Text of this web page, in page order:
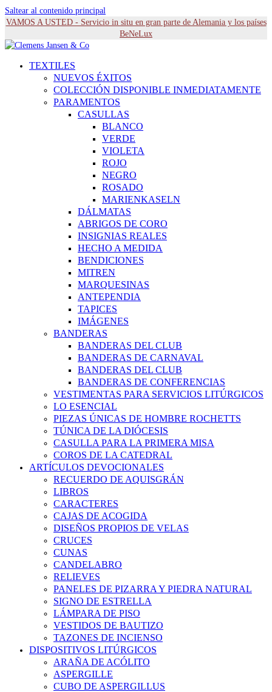
Saltear al contenido principal
VAMOS A USTED - Servicio in situ en gran parte de Alemania y los países
BeNeLux
TEXTILES
NUEVOS ÉXITOS
COLECCIÓN DISPONIBLE INMEDIATAMENTE
PARAMENTOS
CASULLAS
BLANCO
VERDE
VIOLETA
ROJO
NEGRO
ROSADO
MARIENKASELN
DÁLMATAS
ABRIGOS DE CORO
INSIGNIAS REALES
HECHO A MEDIDA
BENDICIONES
MITREN
MARQUESINAS
ANTEPENDIA
TAPICES
IMÁGENES
BANDERAS
BANDERAS DEL CLUB
BANDERAS DE CARNAVAL
BANDERAS DEL CLUB
BANDERAS DE CONFERENCIAS
VESTIMENTAS PARA SERVICIOS LITÚRGICOS
LO ESENCIAL
PIEZAS ÚNICAS DE HOMBRE ROCHETTS
TÚNICA DE LA DIÓCESIS
CASULLA PARA LA PRIMERA MISA
COROS DE LA CATEDRAL
ARTÍCULOS DEVOCIONALES
RECUERDO DE AQUISGRÁN
LIBROS
CARACTERES
CAJAS DE ACOGIDA
DISEÑOS PROPIOS DE VELAS
CRUCES
CUNAS
CANDELABRO
RELIEVES
PANELES DE PIZARRA Y PIEDRA NATURAL
SIGNO DE ESTRELLA
LÁMPARA DE PISO
VESTIDOS DE BAUTIZO
TAZONES DE INCIENSO
DISPOSITIVOS LITÚRGICOS
ARAÑA DE ACÓLITO
ASPERGILLE
CUBO DE ASPERGILLUS